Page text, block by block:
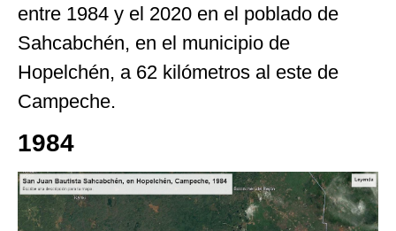
entre 1984 y el 2020 en el poblado de
Sahcabchén, en el municipio de
Hopelchén, a 62 kilómetros al este de
Campeche.
1984